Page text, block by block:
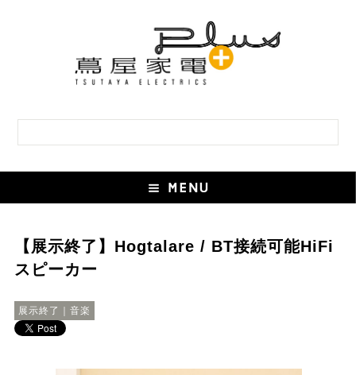
【展示終了】Hogtalare / BT接続可能HiFi
スピーカー
展示終了｜音楽